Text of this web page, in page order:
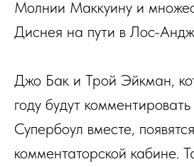
Молнии Маккуину и
Диснея на пути в Лос-
Джо Бак и Трой Эйкман,
году будут
Супербоул вместе,
комментаторской кабине.